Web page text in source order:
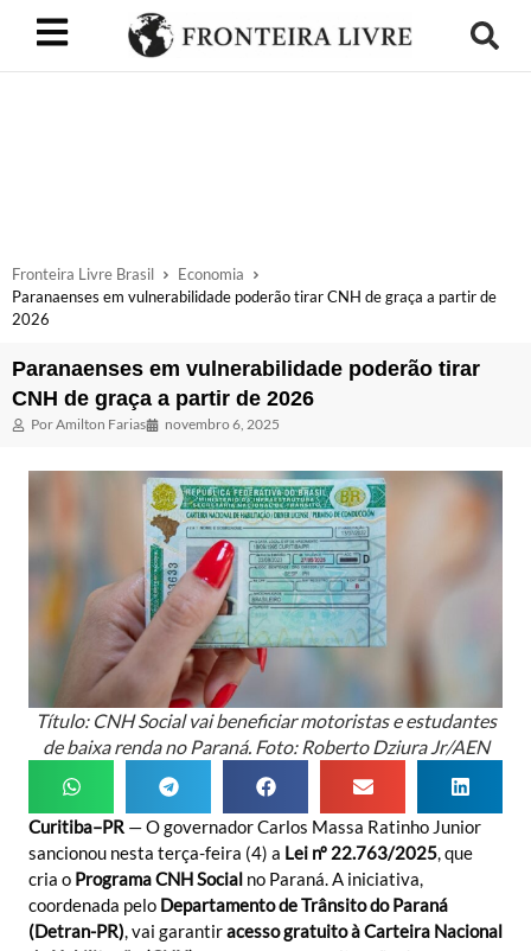
Fronteira Livre Brasil
Economia
Paranaenses em vulnerabilidade poderão tirar CNH de graça a partir de
2026
Paranaenses em vulnerabilidade poderão tirar
CNH de graça a partir de 2026
PorAmilton Farias novembro 6, 2025
Título: CNH Social vai beneficiar motoristas e estudantes
de baixa renda no Paraná. Foto: Roberto Dziura Jr/AEN
Curitiba–PR — O governador Carlos Massa Ratinho Junior
sancionou nesta terça-feira (4) a Lei nº 22.763/2025, que
cria o Programa CNH Social no Paraná. A iniciativa,
coordenada pelo Departamento de Trânsito do Paraná
(Detran-PR), vai garantiracesso gratuito à Carteira Nacional